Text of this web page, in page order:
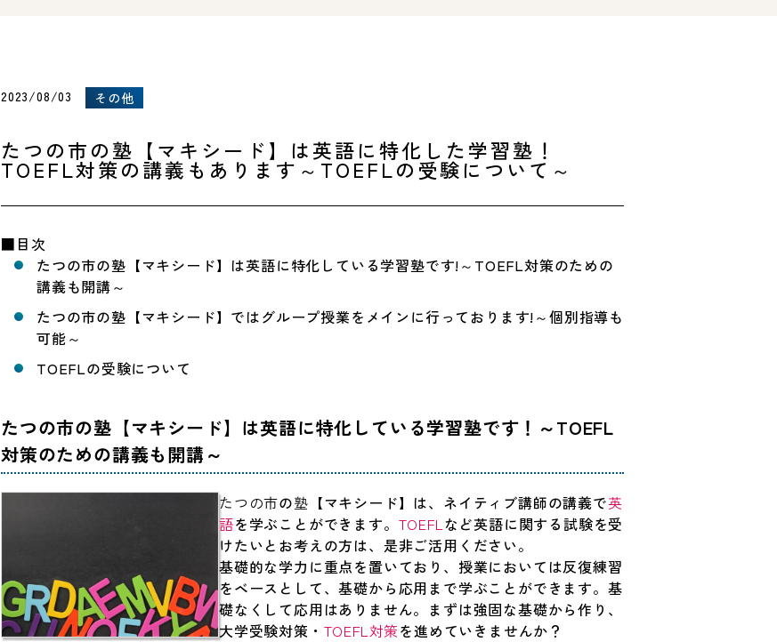
2023/08/03 その他
たつの市の塾【マキシード】は英語に特化した学習塾！
TOEFL対策の講義もあります～TOEFLの受験について～
■目次
たつの市の塾【マキシード】は英語に特化している学習塾です!～TOEFL対策のための
講義も開講～
たつの市の塾【マキシード】ではグループ授業をメインに行っております!～個別指導も
可能～
TOEFLの受験について
たつの市の塾【マキシード】は英語に特化している学習塾です！～TOEFL
対策のための講義も開講～
たつの市の塾 【マキシード】は、ネイティブ講師の講義で英
語を学ぶことができます。 TOEFLなど英語に関する試験を受
けたいとお考えの方は、是非ご活用ください。
基礎的な学力に重点を置いており、授業においては反復練習
をベースとして、基礎から応用まで学ぶことができます。基
礎なくして応用はありません。まずは強固な基礎から作り、
大学受験対策・ TOEFL対策を進めていきませんか？